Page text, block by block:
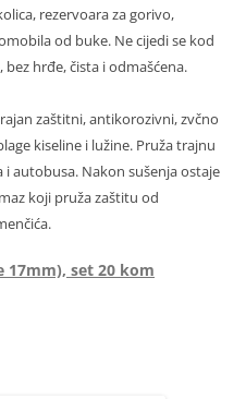
rezervoara za gorivo,
od buke. Ne cijedi se kod
hrđe, čista i odmašćena.
zaštitni, antikorozivni, zvčno
kiseline i lužine. Pruža trajnu
autobusa. Nakon sušenja ostaje
koji pruža zaštitu od
17mm), set 20 kom